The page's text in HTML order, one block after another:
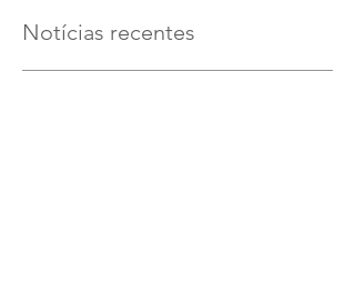
Notícias recentes